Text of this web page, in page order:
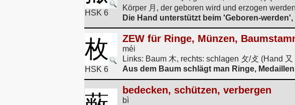
HSK 6
Körper 月, der geboren wird und erzogen
Die Hand unterstützt beim 'Geboren-
枚
HSK 6
ZEW für Ringe, Münzen,
méi
Links: Baum 木, rechts: schlagen 攵/攴 (Hand
Aus dem Baum schlägt man Ringe,
bedecken, schützen, verbergen
bì